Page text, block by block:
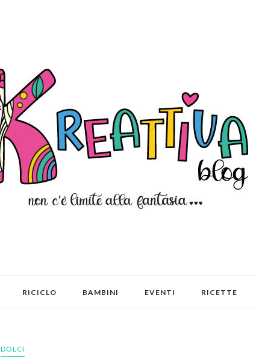
RICICLO BAMBINI EVENTI RICETTE
DOLCI